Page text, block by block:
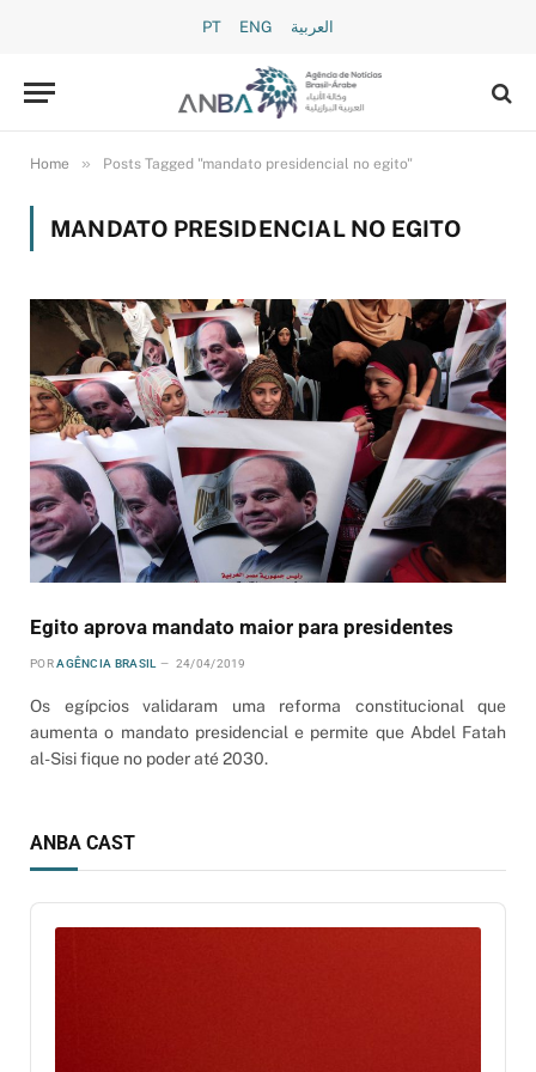
PT ENG العربية
Home » Posts Tagged "mandato presidencial no egito"
MANDATO PRESIDENCIAL NO EGITO
Egito aprova mandato maior para presidentes
POR AGÊNCIA BRASIL 24/04/2019
Os egípcios validaram uma reforma constitucional que
aumenta o mandato presidencial e permite que Abdel Fatah
al-Sisi fique no poder até 2030.
ANBA CAST
Audio
Player